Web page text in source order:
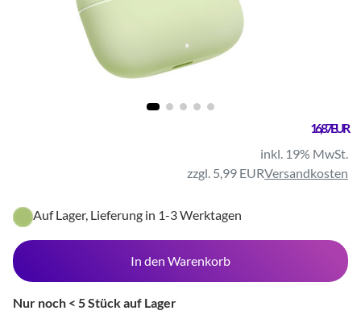
16,87 EUR
inkl. 19% MwSt.
zzgl. 5,99 EURVersandkosten
Auf Lager, Lieferung in 1-3 Werktagen
In den Warenkorb
Nur noch < 5 Stück auf Lager